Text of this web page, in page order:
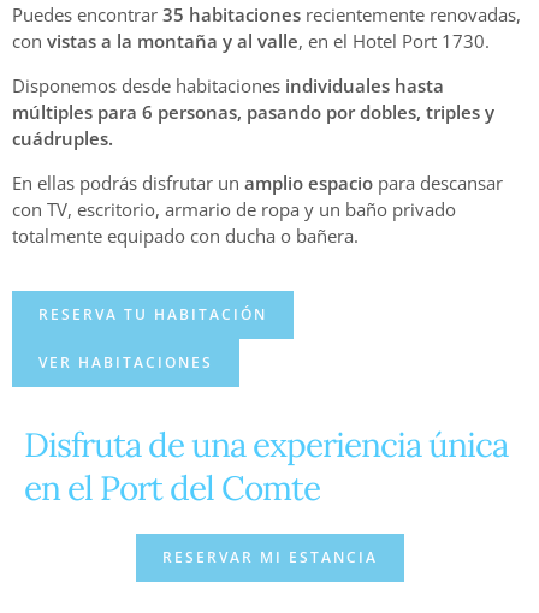
Puedes encontrar 35 habitaciones recientemente renovadas,
con vistas a la montaña y al valle, en el Hotel Port 1730.
Disponemos desde habitaciones individuales hasta
múltiples para 6 personas, pasando por dobles, triples y
cuádruples.
En ellas podrás disfrutar un amplio espacio para descansar
con TV, escritorio, armario de ropa y un baño privado
totalmente equipado con ducha o bañera.
RESERVA TU HABITACIÓN
VER HABITACIONES
Disfruta de una experiencia única
en el Port del Comte
RESERVAR MI ESTANCIA